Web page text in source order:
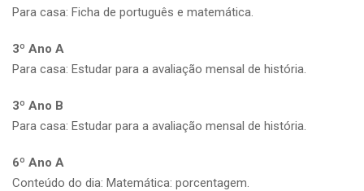
Para casa: Ficha de português e matemática.
3º Ano A
Para casa: Estudar para a avaliação mensal de história.
3º Ano B
Para casa: Estudar para a avaliação mensal de história.
6º Ano A
Conteúdo do dia: Matemática: porcentagem.